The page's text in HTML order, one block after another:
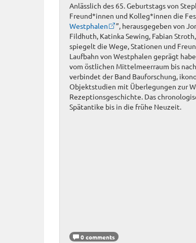
Anlässlich des 65. Geburtstags von
Freund*innen und Kolleg*innen die
Westphalen
”, herausgegeben von
Fildhuth, Katinka Sewing, Fabian
spiegelt die Wege, Stationen und
Laufbahn von Westphalen geprägt
vom östlichen Mittelmeerraum bis
verbindet der Band Bauforschung,
Objektstudien mit Überlegungen zur
Rezeptionsgeschichte. Das
Spätantike bis in die frühe Neuzeit.
0 comments